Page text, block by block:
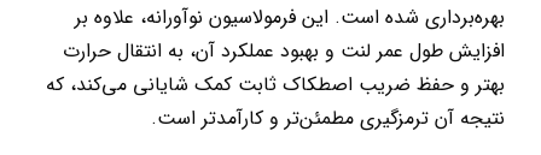
بهره‌برداری شده است. این فرمولاسیون نوآورانه، علاوه بر
افزایش طول عمر لنت و بهبود عملکرد آن، به انتقال حرارت
بهتر و حفظ ضریب اصطکاک ثابت کمک شایانی می‌کند، که
نتیجه آن ترمزگیری مطمئن‌تر و کارآمدتر است.